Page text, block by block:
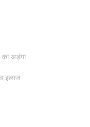
का अड़ंगा
इलाज